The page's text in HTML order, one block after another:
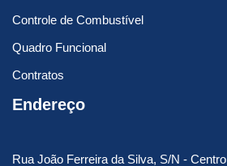
Controle de Combustível
Quadro Funcional
Contratos
Endereço
Rua João Ferreira da Silva, S/N - Centro